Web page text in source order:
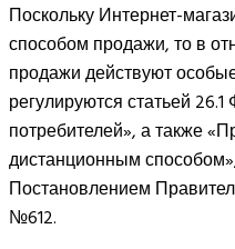
Поскольку Интернет-
способом продажи, то в
продажи действуют
регулируются статьей
потребителей», а также
дистанционным
Постановлением
№612.